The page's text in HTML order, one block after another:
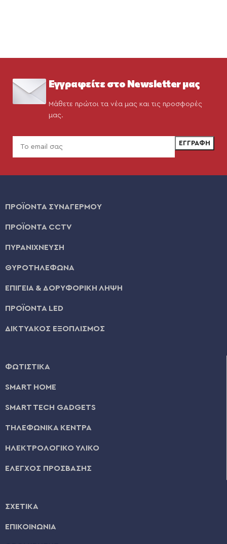
Εγγραφείτε στο Newsletter μας
Μάθετε πρώτοι τα νέα μας και τις προσφορές
μας.
ΠΡΟΪΟΝΤΑ ΣΥΝΑΓΕΡΜΟΥ
ΠΡΟΪΟΝΤΑ CCTV
ΠΥΡΑΝΙΧΝΕΥΣΗ
ΘΥΡΟΤΗΛΕΦΩΝΑ
ΕΠΙΓΕΙΑ & ΔΟΡΥΦΟΡΙΚΗ ΛΗΨΗ
ΠΡΟΪΟΝΤΑ LED
ΔΙΚΤΥΑΚΟΣ ΕΞΟΠΛΙΣΜΟΣ
ΦΩΤΙΣΤΙΚΑ
SMART HOME
SMART TECH GADGETS
ΤΗΛΕΦΩΝΙΚΑ ΚΕΝΤΡΑ
ΗΛΕΚΤΡΟΛΟΓΙΚΟ ΥΛΙΚΟ
ΕΛΕΓΧΟΣ ΠΡΟΣΒΑΣΗΣ
ΣΧΕΤΙΚΑ
ΕΠΙΚΟΙΝΩΝΙΑ